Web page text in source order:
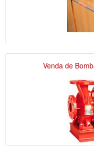
Venda de